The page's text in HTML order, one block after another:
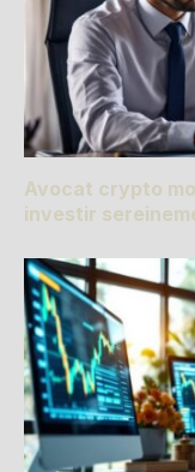
Avocat crypto
investir